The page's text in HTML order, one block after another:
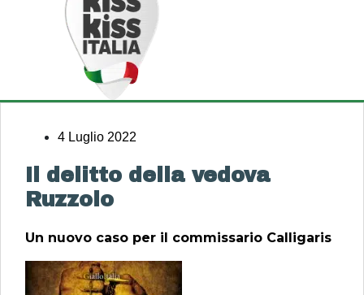
4 Luglio 2022
Il delitto della vedova
Ruzzolo
Un nuovo caso per il commissario Calligaris